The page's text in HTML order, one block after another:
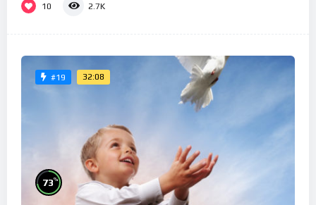
10 2.7K
#19 32:08
73%